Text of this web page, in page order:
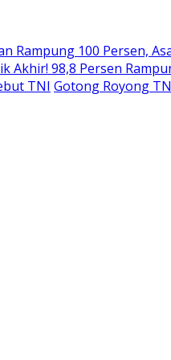
Rampung 100 Persen,
Akhir! 98,8 Persen
TNI Gotong Royong